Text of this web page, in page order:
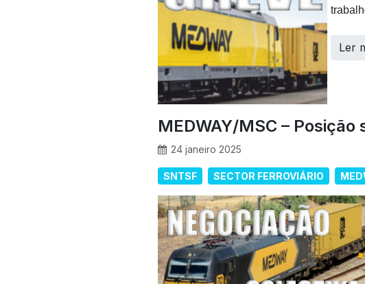
Ler
MEDWAY/MSC –
24 janeiro 2025
SNTSF SECTOR FERROVIÁRIO